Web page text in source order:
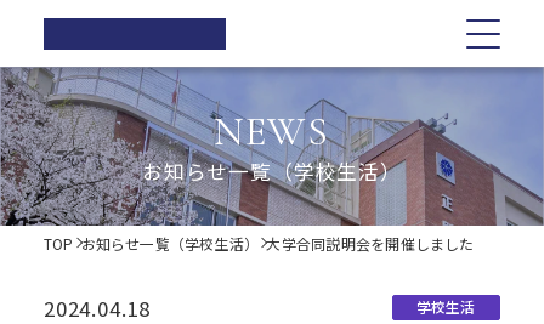
正則高等
学校
学校紹介
正則高等学校の3つの柱
校長ご挨拶
歴史・伝統
制服紹介
教育の特色
正則教育の全体図
学習指導
教科紹介
教育内容
学校生活
年間行事
体育祭
学院祭
学習旅行
入試情報
オープンスクール・学校説明会
募集要項
Web出願について
入試Q&A
在校生の方へ
卒業生の方へ
各種証明書の発行
同窓会
学校紹介
正則高等学校の3つの柱
校長ご挨拶
教育の特色
正則教育の全体図
学校生活
NEWS
お知らせ一覧（学校生活）
TOP お知らせ一覧（学校生活） 大学合同説明会を開催しました
2024.04.18 学校生活